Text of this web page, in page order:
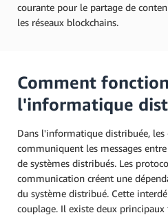
courante pour le partage de
les réseaux blockchains.
Comment
l'informatique
Dans l'informatique distribuée, les
communiquent les messages
de systèmes distribués. Les
communication créent une
du système distribué. Cette
couplage. Il existe deux principaux